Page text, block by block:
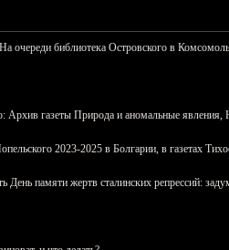
очереди библиотека Островского в
Архив газеты Природа и аномальные
2023-2025 в Болгарии, в газетах
памяти жертв сталинских репрессий: